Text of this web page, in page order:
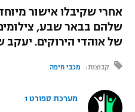
לוח שידורים
ברחבה
"מעל הליגה" – פודקאסט
הפועל חיפה
הפועל באר שבע
מכבי נתניה
בני יהודה
ליגה סינית
אגרוף
ספורט אולימפי
UFC
אחרי שקיבלו אישור
שלהם בבאר שבע,
של אוהדי הירוקים.
קבוצות: מכבי חיפה
מערכת ספורט 1